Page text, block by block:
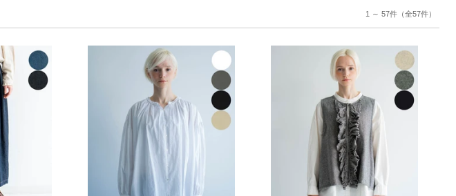
1 ～ 57件 （全57件）